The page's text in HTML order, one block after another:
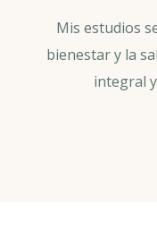
Mis estudios
bienestar y la
integral